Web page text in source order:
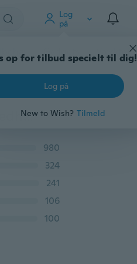
Log
på
op for tilbud specielt til dig!
Log på
New to Wish? Tilmeld
Gadgets Værktøj
Mode bohemsk kærlighed fjerving Elegante damer kæde vedhæng halskæde smykker
980
324
241
106
100